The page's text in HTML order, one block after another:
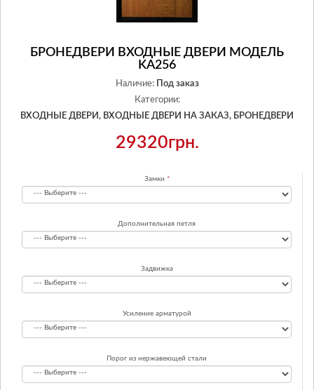
БРОНЕДВЕРИ ВХОДНЫЕ ДВЕРИ МОДЕЛЬ
KA256
Наличие:
Под заказ
Категории:
ВХОДНЫЕ ДВЕРИ, ВХОДНЫЕ ДВЕРИ НА ЗАКАЗ, БРОНЕДВЕРИ
29320грн.
Замки
Дополнительная петля
Задвижка
Усиление арматурой
Порог из нержавеющей стали